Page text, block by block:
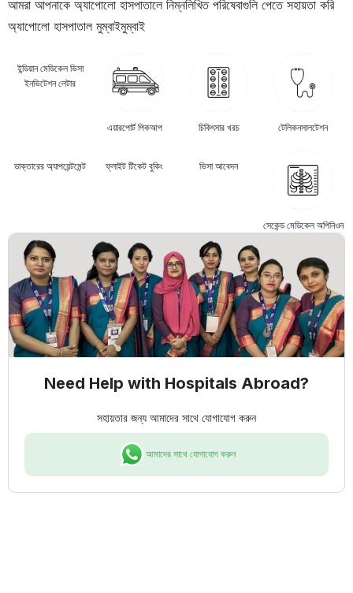
আমরা আপনাকে অ্যাপোলো হাসপাতালে নিম্নলিখিত পরিষেবাগুলি পেতে সহায়তা করি
অ্যাপোলো হাসপাতাল মুম্বাইমুম্বাই
ইন্ডিয়ান মেডিকেল ভিসা
ইনভিটেশন লেটার
এয়ারপোর্ট পিকআপ চিকিৎসার খরচ টেলিকনসালটেশন
ডাক্তারের অ্যাপয়েন্টমেন্ট ফ্লাইট টিকেট বুকিং ভিসা আবেদন
সেকেন্ড মেডিকেল অপিনিওন
Need Help with Hospitals Abroad?
সহায়তার জন্য আমাদের সাথে যোগাযোগ করুন
আমাদের সাথে যোগাযোগ করুন